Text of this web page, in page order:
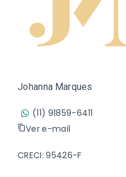
Johanna Marques
(11) 91859-6411
Ver e-mail
CRECI: 95426-F